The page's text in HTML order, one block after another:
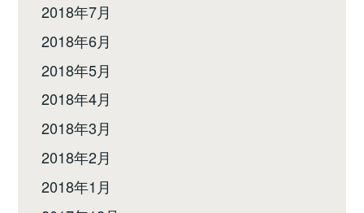
2018年7月
2018年6月
2018年5月
2018年4月
2018年3月
2018年2月
2018年1月